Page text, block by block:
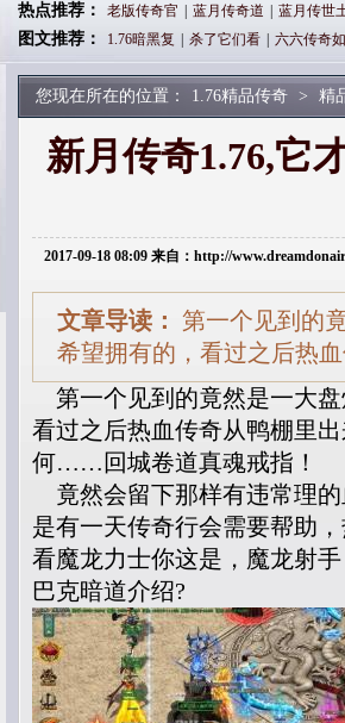
热点推荐： 老版传奇官 蓝月传奇道 蓝月传世
图文推荐：
1.76暗黑复 杀了它们看 六六传奇如
您现在所在的位置： 1.76精品传奇 > 精
新月传奇1.76,它
2017-09-18 08:09 来自：http://
文章导读： 第一个见到的
希望拥有的，看过之后热
第一个见到的竟然是一大
看过之后热血传奇从鸭棚里
何……回城卷道真魂戒指！
竟然会留下那样有违常理
是有一天传奇行会需要帮助
看魔龙力士你这是，魔龙射
巴克暗道介绍?